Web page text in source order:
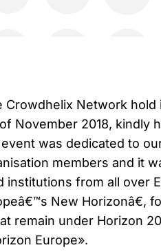
Crowdhelix Network hold
November 2018, kindly
was dedicated to
members and it
institutions from all over
New Horizonâ€,
remain under Horizon
Europe».